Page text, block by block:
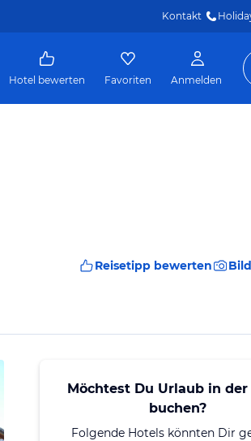
Kontakt
Hotel bewerten Favoriten Anmelden
Reisetipp bewerten
Möchtest Du Urlaub in der
buchen?
Folgende Hotels könnten Dir